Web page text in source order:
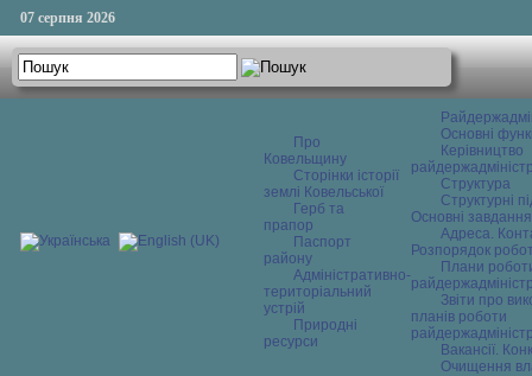
07 серпня 2026
Про
Ковельщину
Сторінки історії
землі Ковельської
Герб та
прапор
Паспорт
району
Адміністративно-
територіальний
устрій
Природні
ресурси
Основні
Керівництво
Структура
Структурні
Основні завдання
Адреса.
Розпорядок
Плани
Звіти про
планів роботи
Вакансії.
Очищення